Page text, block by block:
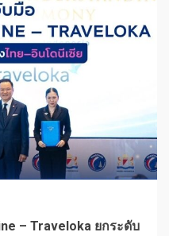
– Traveloka ยกระดับ